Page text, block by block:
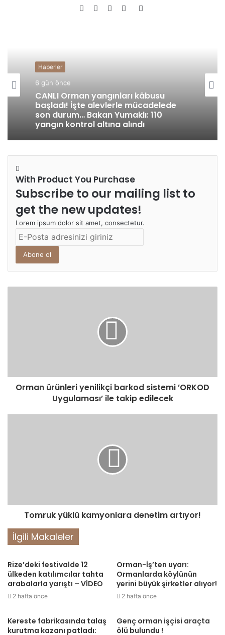
Facebook
TwitterYouTubePinterest
Haberler
6 gün önce
son durum… Bakan Yumaklı: 110
yangın kontrol altına alındı
Haberler
1 hafta önce
Gümüşhane’de ormanda feci ölüm !
With Product You Purchase
Subscribe to our mailing list to
get the new updates!
Lorem ipsum dolor sit amet, consectetur.
E-
Posta
adresinizi
giriniz
Orman ürünleri yenilikçi barkod sistemi ’ORKOD
Uygulaması’ ile takip edilecek
Tomruk yüklü kamyonlara denetim artıyor!
İlgili Makaleler
Rize’deki festivalde 12
ülkeden katılımcılar tahta
arabalarla yarıştı – VİDEO
2 hafta önce
Orman-İş’ten uyarı:
Ormanlarda köylünün
yerini büyük şirketler alıyor!
2 hafta önce
Kereste fabrikasında talaş
kurutma kazanı patladı:
Genç orman işçisi araçta
ölü bulundu !